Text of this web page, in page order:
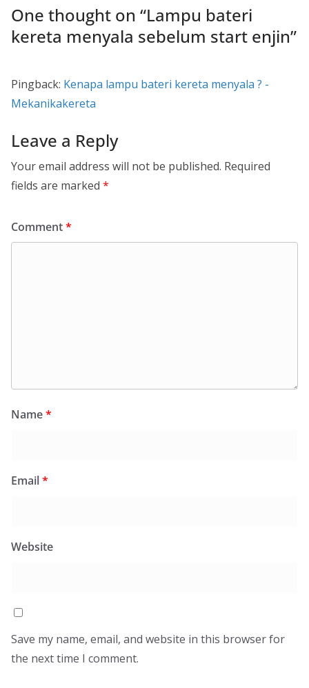
One thought on “Lampu bateri
kereta menyala sebelum start enjin”
Pingback: Kenapa lampu bateri kereta menyala ? -
Mekanikakereta
Leave a Reply
Your email address will not be published. Required
fields are marked *
Comment*
Name*
Email*
Website
Save my name, email, and website in this browser for
the next time I comment.